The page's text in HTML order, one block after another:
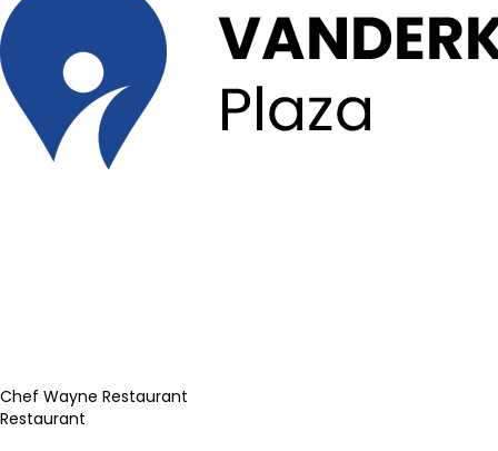
Chef Wayne Restaurant
Restaurant